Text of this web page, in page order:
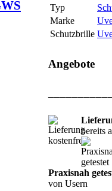
Typ
Marke
Schutzbrille
Angebote
bereits
Praxisnah
von Usern